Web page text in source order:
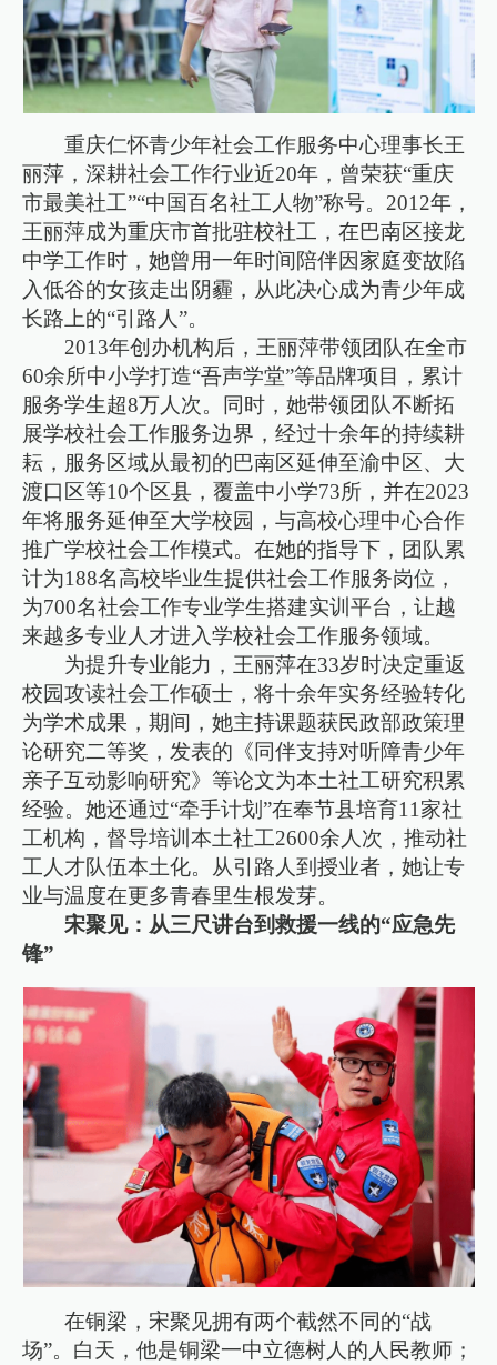
重庆仁怀青少年社会工作服务中心理事长王
丽萍，深耕社会工作行业近20年，曾荣获“重庆
市最美社工”“中国百名社工人物”称号。2012年，
王丽萍成为重庆市首批驻校社工，在巴南区接龙
中学工作时，她曾用一年时间陪伴因家庭变故陷
入低谷的女孩走出阴霾，从此决心成为青少年成
长路上的“引路人”。
2013年创办机构后，王丽萍带领团队在全市
60余所中小学打造“吾声学堂”等品牌项目，累计
服务学生超8万人次。同时，她带领团队不断拓
展学校社会工作服务边界，经过十余年的持续耕
耘，服务区域从最初的巴南区延伸至渝中区、大
渡口区等10个区县，覆盖中小学73所，并在2023
年将服务延伸至大学校园，与高校心理中心合作
推广学校社会工作模式。在她的指导下，团队累
计为188名高校毕业生提供社会工作服务岗位，
为700名社会工作专业学生搭建实训平台，让越
来越多专业人才进入学校社会工作服务领域。
为提升专业能力，王丽萍在33岁时决定重返
校园攻读社会工作硕士，将十余年实务经验转化
为学术成果，期间，她主持课题获民政部政策理
论研究二等奖，发表的《同伴支持对听障青少年
亲子互动影响研究》等论文为本土社工研究积累
经验。她还通过“牵手计划”在奉节县培育11家社
工机构，督导培训本土社工2600余人次，推动社
工人才队伍本土化。从引路人到授业者，她让专
业与温度在更多青春里生根发芽。
宋聚见：从三尺讲台到救援一线的“应急先
锋”
在铜梁，宋聚见拥有两个截然不同的“战
场”。白天，他是铜梁一中立德树人的人民教师；